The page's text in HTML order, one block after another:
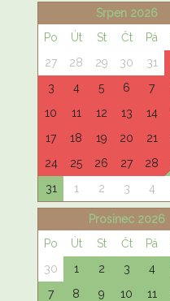
Srpen 2026
Po
Út St Čt Pá
27
28 29 30 31
3
4 5 6 7
10
11 12 13 14
17
18 19 20 21
24
25 26 27 28
31
1 2 3 4
Prosinec 2026
Po
Út St Čt Pá
30
1 2 3 4
7
8 9 10 11